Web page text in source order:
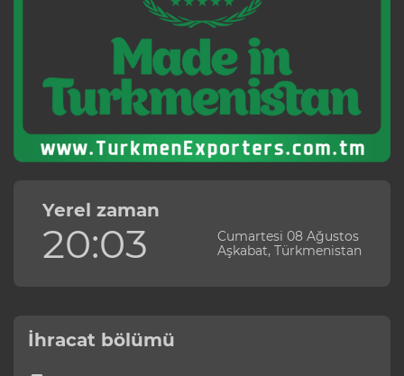
Yerel zaman
20:03
Cumartesi 08 Ağustos
Aşkabat, Türkmenistan
İhracat bölümü